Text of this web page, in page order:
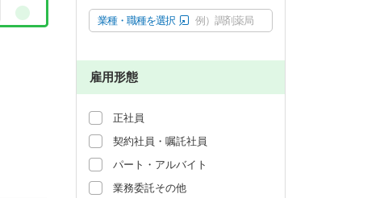
業種・職種を選択 例）調剤薬局
雇用形態
正社員
契約社員・嘱託社員
パート・アルバイト
業務委託その他